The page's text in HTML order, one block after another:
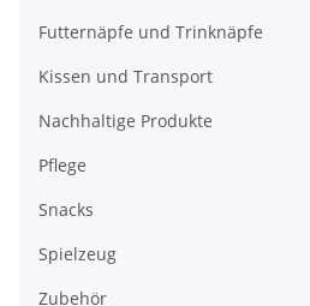
Futternäpfe und Trinknäpfe
Kissen und Transport
Nachhaltige Produkte
Pflege
Snacks
Spielzeug
Zubehör